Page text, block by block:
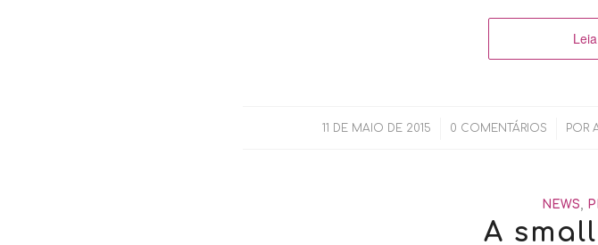
11 DE MAIO DE 2015
/ 0 COMENTÁRIOS
/ POR
NEWS,
A